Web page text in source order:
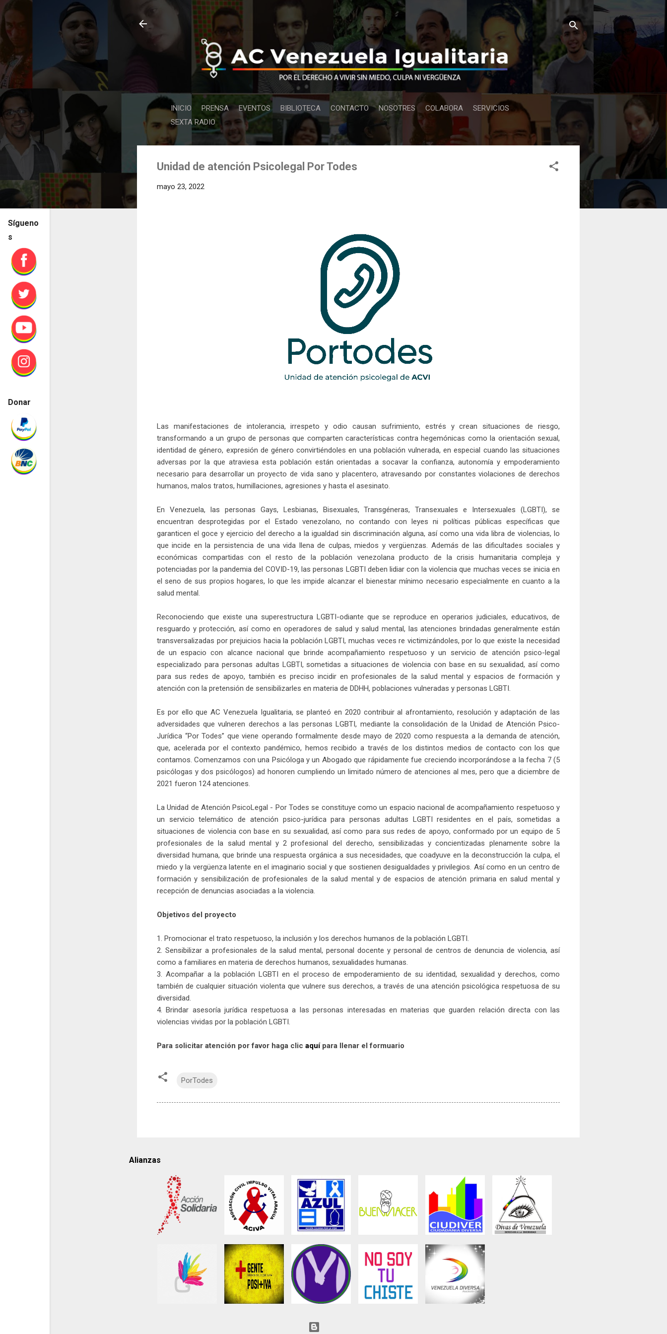
Ir al contenido principal
INICIO PRENSA EVENTOS BIBLIOTECA CONTACTO NOSOTRES COLABORA
SERVICIOS
SEXTA RADIO
Unidad de atención Psicolegal Por Todes
mayo 23, 2022
Las manifestaciones de intolerancia, irrespeto y odio causan sufrimiento, estrés y crean situaciones de riesgo,
transformando a un grupo de personas que comparten características contra hegemónicas como la orientación sexual,
identidad de género, expresión de género convirtiéndoles en una población vulnerada, en especial cuando las situaciones
adversas por la que atraviesa esta población están orientadas a socavar la confianza, autonomía y empoderamiento
necesario para desarrollar un proyecto de vida sano y placentero, atravesando por constantes violaciones de derechos
humanos, malos tratos, humillaciones, agresiones y hasta el asesinato.
En Venezuela, las personas Gays, Lesbianas, Bisexuales, Transgéneras, Transexuales e Intersexuales (LGBTI), se
encuentran desprotegidas por el Estado venezolano, no contando con leyes ni políticas públicas específicas que
garanticen el goce y ejercicio del derecho a la igualdad sin discriminación alguna, así como una vida libra de violencias, lo
que incide en la persistencia de una vida llena de culpas, miedos y vergüenzas. Además de las dificultades sociales y
económicas compartidas con el resto de la población venezolana producto de la crisis humanitaria compleja y
potenciadas por la pandemia del COVID-19, las personas LGBTI deben lidiar con la violencia que muchas veces se inicia en
el seno de sus propios hogares, lo que les impide alcanzar el bienestar mínimo necesario especialmente en cuanto a la
salud mental.
Reconociendo que existe una superestructura LGBTI-odiante que se reproduce en operarios judiciales, educativos, de
resguardo y protección, así como en operadores de salud y salud mental, las atenciones brindadas generalmente están
transversalizadas por prejuicios hacia la población LGBTI, muchas veces re victimizándoles, por lo que existe la necesidad
de un espacio con alcance nacional que brinde acompañamiento respetuoso y un servicio de atención psico-legal
especializado para personas adultas LGBTI, sometidas a situaciones de violencia con base en su sexualidad, así como
para sus redes de apoyo, también es preciso incidir en profesionales de la salud mental y espacios de formación y
atención con la pretensión de sensibilizarles en materia de DDHH, poblaciones vulneradas y personas LGBTI.
Es por ello que AC Venezuela Igualitaria, se planteó en 2020 contribuir al afrontamiento, resolución y adaptación de las
adversidades que vulneren derechos a las personas LGBTI, mediante la consolidación de la Unidad de Atención Psico-
Jurídica “Por Todes” que viene operando formalmente desde mayo de 2020 como respuesta a la demanda de atención,
que, acelerada por el contexto pandémico, hemos recibido a través de los distintos medios de contacto con los que
contamos. Comenzamos con una Psicóloga y un Abogado que rápidamente fue creciendo incorporándose a la fecha 7 (5
psicólogas y dos psicólogos) ad honoren cumpliendo un limitado número de atenciones al mes, pero que a diciembre de
2021 fueron 124 atenciones.
La Unidad de Atención PsicoLegal - Por Todes se constituye como un espacio nacional de acompañamiento respetuoso y
un servicio telemático de atención psico-jurídica para personas adultas LGBTI residentes en el país, sometidas a
situaciones de violencia con base en su sexualidad, así como para sus redes de apoyo, conformado por un equipo de 5
profesionales de la salud mental y 2 profesional del derecho, sensibilizadas y concientizadas plenamente sobre la
diversidad humana, que brinde una respuesta orgánica a sus necesidades, que coadyuve en la deconstrucción la culpa, el
miedo y la vergüenza latente en el imaginario social y que sostienen desigualdades y privilegios. Así como en un centro de
formación y sensibilización de profesionales de la salud mental y de espacios de atención primaria en salud mental y
recepción de denuncias asociadas a la violencia.
Objetivos del proyecto
1. Promocionar el trato respetuoso, la inclusión y los derechos humanos de la población LGBTI.
2. Sensibilizar a profesionales de la salud mental, personal docente y personal de centros de denuncia de violencia, así
como a familiares en materia de derechos humanos, sexualidades humanas.
3. Acompañar a la población LGBTI en el proceso de empoderamiento de su identidad, sexualidad y derechos, como
también de cualquier situación violenta que vulnere sus derechos, a través de una atención psicológica respetuosa de su
diversidad.
4. Brindar asesoría jurídica respetuosa a las personas interesadas en materias que guarden relación directa con las
violencias vividas por la población LGBTI.
Para solicitar atención por favor haga clic aquípara llenar el formuario
PorTodes
Alianzas
Sígueno
s
Donar